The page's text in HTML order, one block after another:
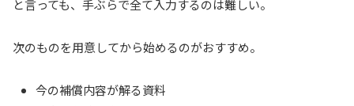
と言っても、手ぶらで全て入力するのは難しい。
次のものを用意してから始めるのがおすすめ。
今の補償内容が解る資料